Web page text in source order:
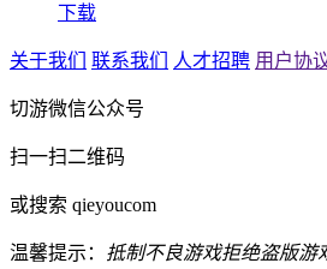
下载
关于我们 联系我们 人才招聘 用户协
切游微信公众号
扫一扫二维码
或搜索 qieyoucom
温馨提示： 抵制不良游戏拒绝盗版游